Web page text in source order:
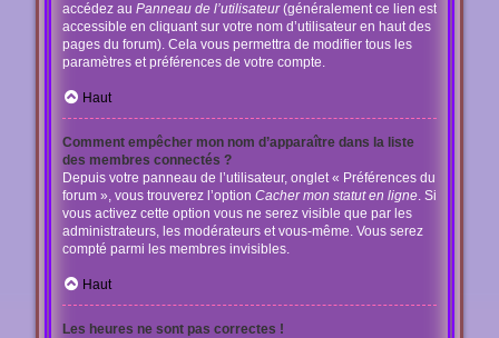
accédez au Panneau de l’utilisateur(généralement ce lien est
accessible en cliquant sur votre nom d’utilisateur en haut des
pages du forum). Cela vous permettra de modifier tous les
paramètres et préférences de votre compte.
Haut
Comment empêcher mon nom d’apparaître dans la liste
des membres connectés ?
Depuis votre panneau de l’utilisateur, onglet « Préférences du
forum », vous trouverez l’option Cacher mon statut en ligne. Si
vous activez cette option vous ne serez visible que par les
administrateurs, les modérateurs et vous-même. Vous serez
compté parmi les membres invisibles.
Haut
Les heures ne sont pas correctes !